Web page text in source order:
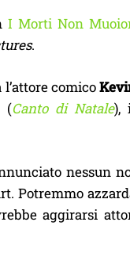
I Morti Non
.
l’attore comico
(Canto di Natale),
nessun
Potremmo
aggirarsi